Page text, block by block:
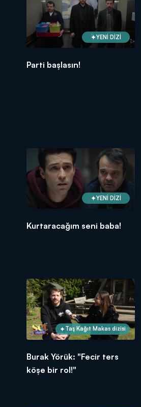
YENİ DİZİ
Parti başlasın!
YENİ DİZİ
Kurtaracağım seni baba!
Taş Kağıt Makas dizisi
Burak Yörük: "Fecir ters
köşe bir rol!"